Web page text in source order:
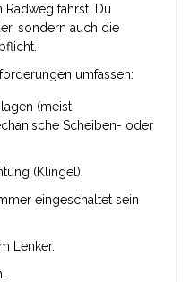
fährst. Du
sondern auch die
umfassen:
(meist
Scheiben- oder
(Klingel).
eingeschaltet sein
Lenker.